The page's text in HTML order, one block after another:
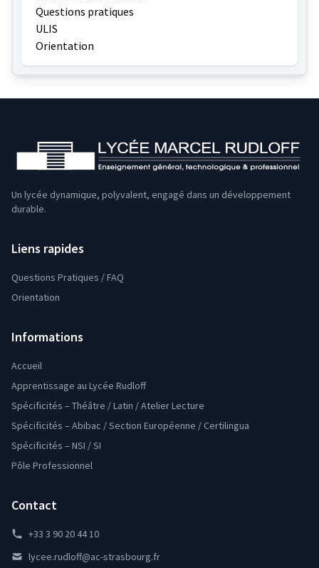
Questions pratiques
ULIS
Orientation
Un lycée dynamique, polyvalent, engagé dans un développement
durable.
Liens rapides
Questions Pratiques / FAQ
Orientation
Informations
Accueil
Apprentissage au Lycée Rudloff
Spécificités – Théâtre / Latin / Atelier Lecture
Spécificités – Abibac / Section Européenne / Certilingua
Spécificités – NSI / SI
Pôle Professionnel
Contact
+33 3 90 20 44 10
lycee.rudloff@ac-strasbourg.fr